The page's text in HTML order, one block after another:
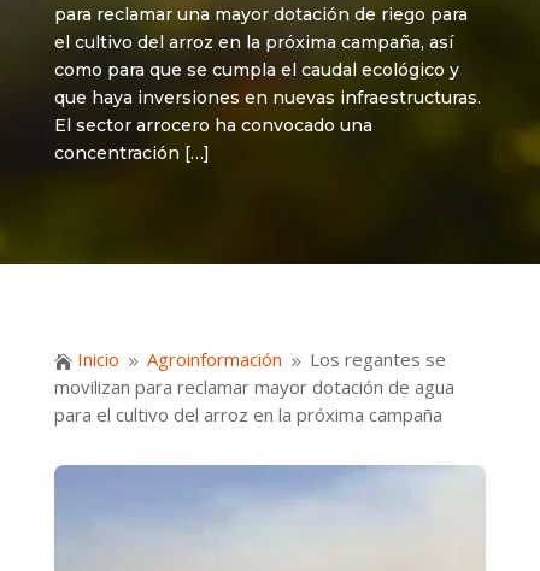
para reclamar una mayor dotación de riego para
el cultivo del arroz en la próxima campaña, así
como para que se cumpla el caudal ecológico y
que haya inversiones en nuevas infraestructuras.
El sector arrocero ha convocado una
concentración […]
 Inicio 9 Agroinformación 9 Los regantes se
movilizan para reclamar mayor dotación de agua
para el cultivo del arroz en la próxima campaña